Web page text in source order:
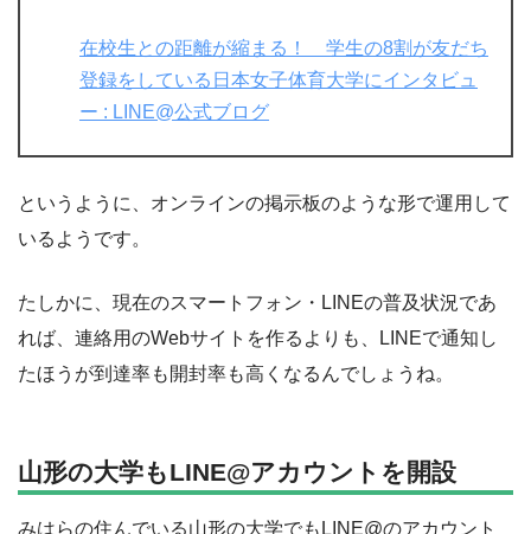
在校生との距離が縮まる！ 学生の8割が友だち
登録をしている日本女子体育大学にインタビュ
ー : LINE@公式ブログ
というように、オンラインの掲示板のような形で運用して
いるようです。
たしかに、現在のスマートフォン・LINEの普及状況であ
れば、連絡用のWebサイトを作るよりも、LINEで通知し
たほうが到達率も開封率も高くなるんでしょうね。
山形の大学もLINE@アカウントを開設
みはらの住んでいる山形の大学でもLINE@のアカウント